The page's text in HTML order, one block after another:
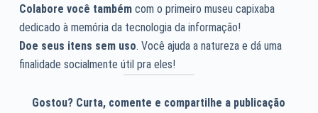
Colabore você tambémcom o primeiro museu capixaba
dedicado à memória da tecnologia da informação!
Doe seus itens sem uso. Você ajuda a natureza e dá uma
finalidade socialmente útil pra eles!
Gostou? Curta, comente e compartilhe a publicação